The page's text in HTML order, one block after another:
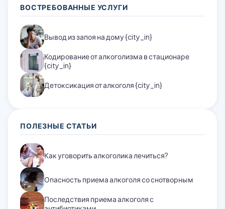
ВОСТРЕБОВАННЫЕ УСЛУГИ
Вывод из запоя на дому {city_in}
Кодирование от алкоголизма в стационаре
{city_in}
Детоксикация от алкоголя {city_in}
ПОЛЕЗНЫЕ СТАТЬИ
Как уговорить алкоголика лечиться?
Опасность приема алкоголя со снотворным
Последствия приема алкоголя с